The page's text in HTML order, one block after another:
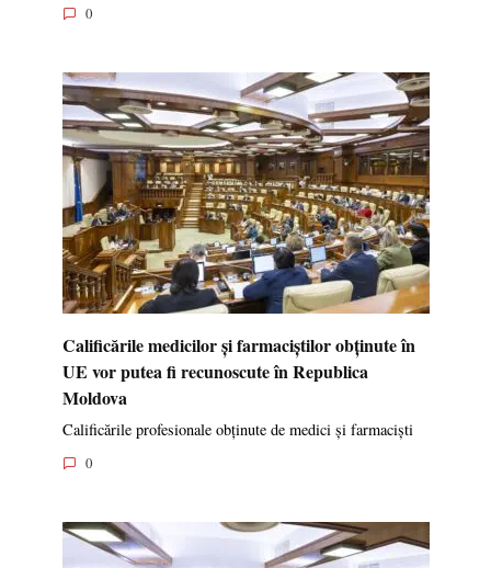
0
Calificările medicilor și farmaciștilor obținute în
UE vor putea fi recunoscute în Republica
Moldova
Calificările profesionale obținute de medici și farmaciști
0